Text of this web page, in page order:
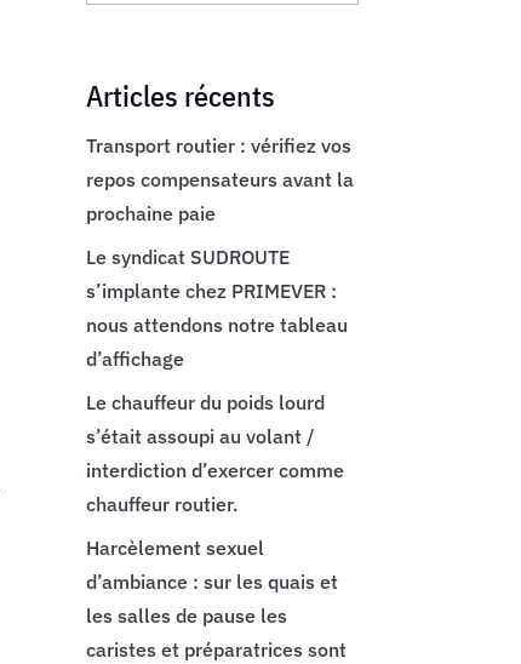
Articles récents
Transport routier : vérifiez vos
repos compensateurs avant la
prochaine paie
Le syndicat SUDROUTE
s’implante chez PRIMEVER :
nous attendons notre tableau
d’affichage
Le chauffeur du poids lourd
s’était assoupi au volant /
interdiction d’exercer comme
chauffeur routier.
Harcèlement sexuel
d’ambiance : sur les quais et
les salles de pause les
caristes et préparatrices sont